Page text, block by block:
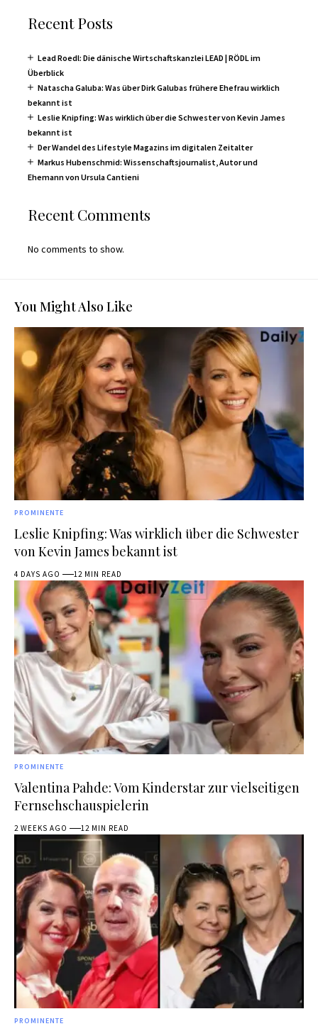
Recent Posts
Lead Roedl: Die dänische Wirtschaftskanzlei LEAD | RÖDL im
Überblick
Natascha Galuba: Was über Dirk Galubas frühere Ehefrau wirklich
bekannt ist
Leslie Knipfing: Was wirklich über die Schwester von Kevin James
bekannt ist
Der Wandel des Lifestyle Magazins im digitalen Zeitalter
Markus Hubenschmid: Wissenschaftsjournalist, Autor und
Ehemann von Ursula Cantieni
Recent Comments
No comments to show.
You Might Also Like
PROMINENTE
Leslie Knipfing: Was wirklich über die Schwester
von Kevin James bekannt ist
4 DAYS AGO 12 MIN READ
PROMINENTE
Valentina Pahde: Vom Kinderstar zur vielseitigen
Fernsehschauspielerin
2 WEEKS AGO 12 MIN READ
PROMINENTE